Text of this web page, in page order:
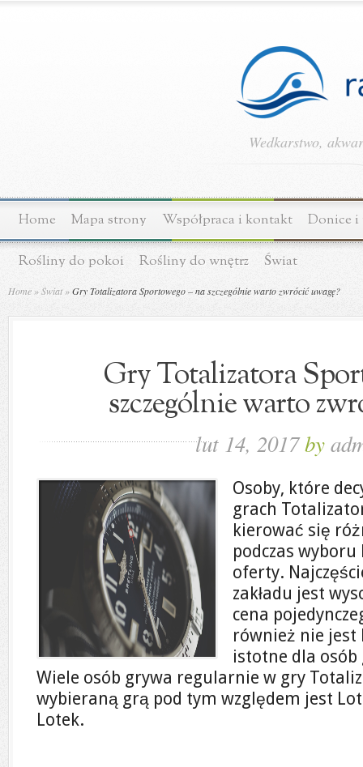
Wedkarstwo,
Home Mapa strony Współpraca i kontakt Donice i
Rośliny do pokoi Rośliny do wnętrz Świat
Home »Świat »Gry Totalizatora Sportowego – na szczególnie warto zwrócić uwagę?
Gry Totalizatora
szczególnie warto
lut 14, 2017by
Osoby, które
grach
kierować się
podczas
oferty.
zakładu jest
cena
również nie jest
istotne dla osób
Wiele osób grywa regularnie w gry
wybieraną grą pod tym względem jest
Lotek.